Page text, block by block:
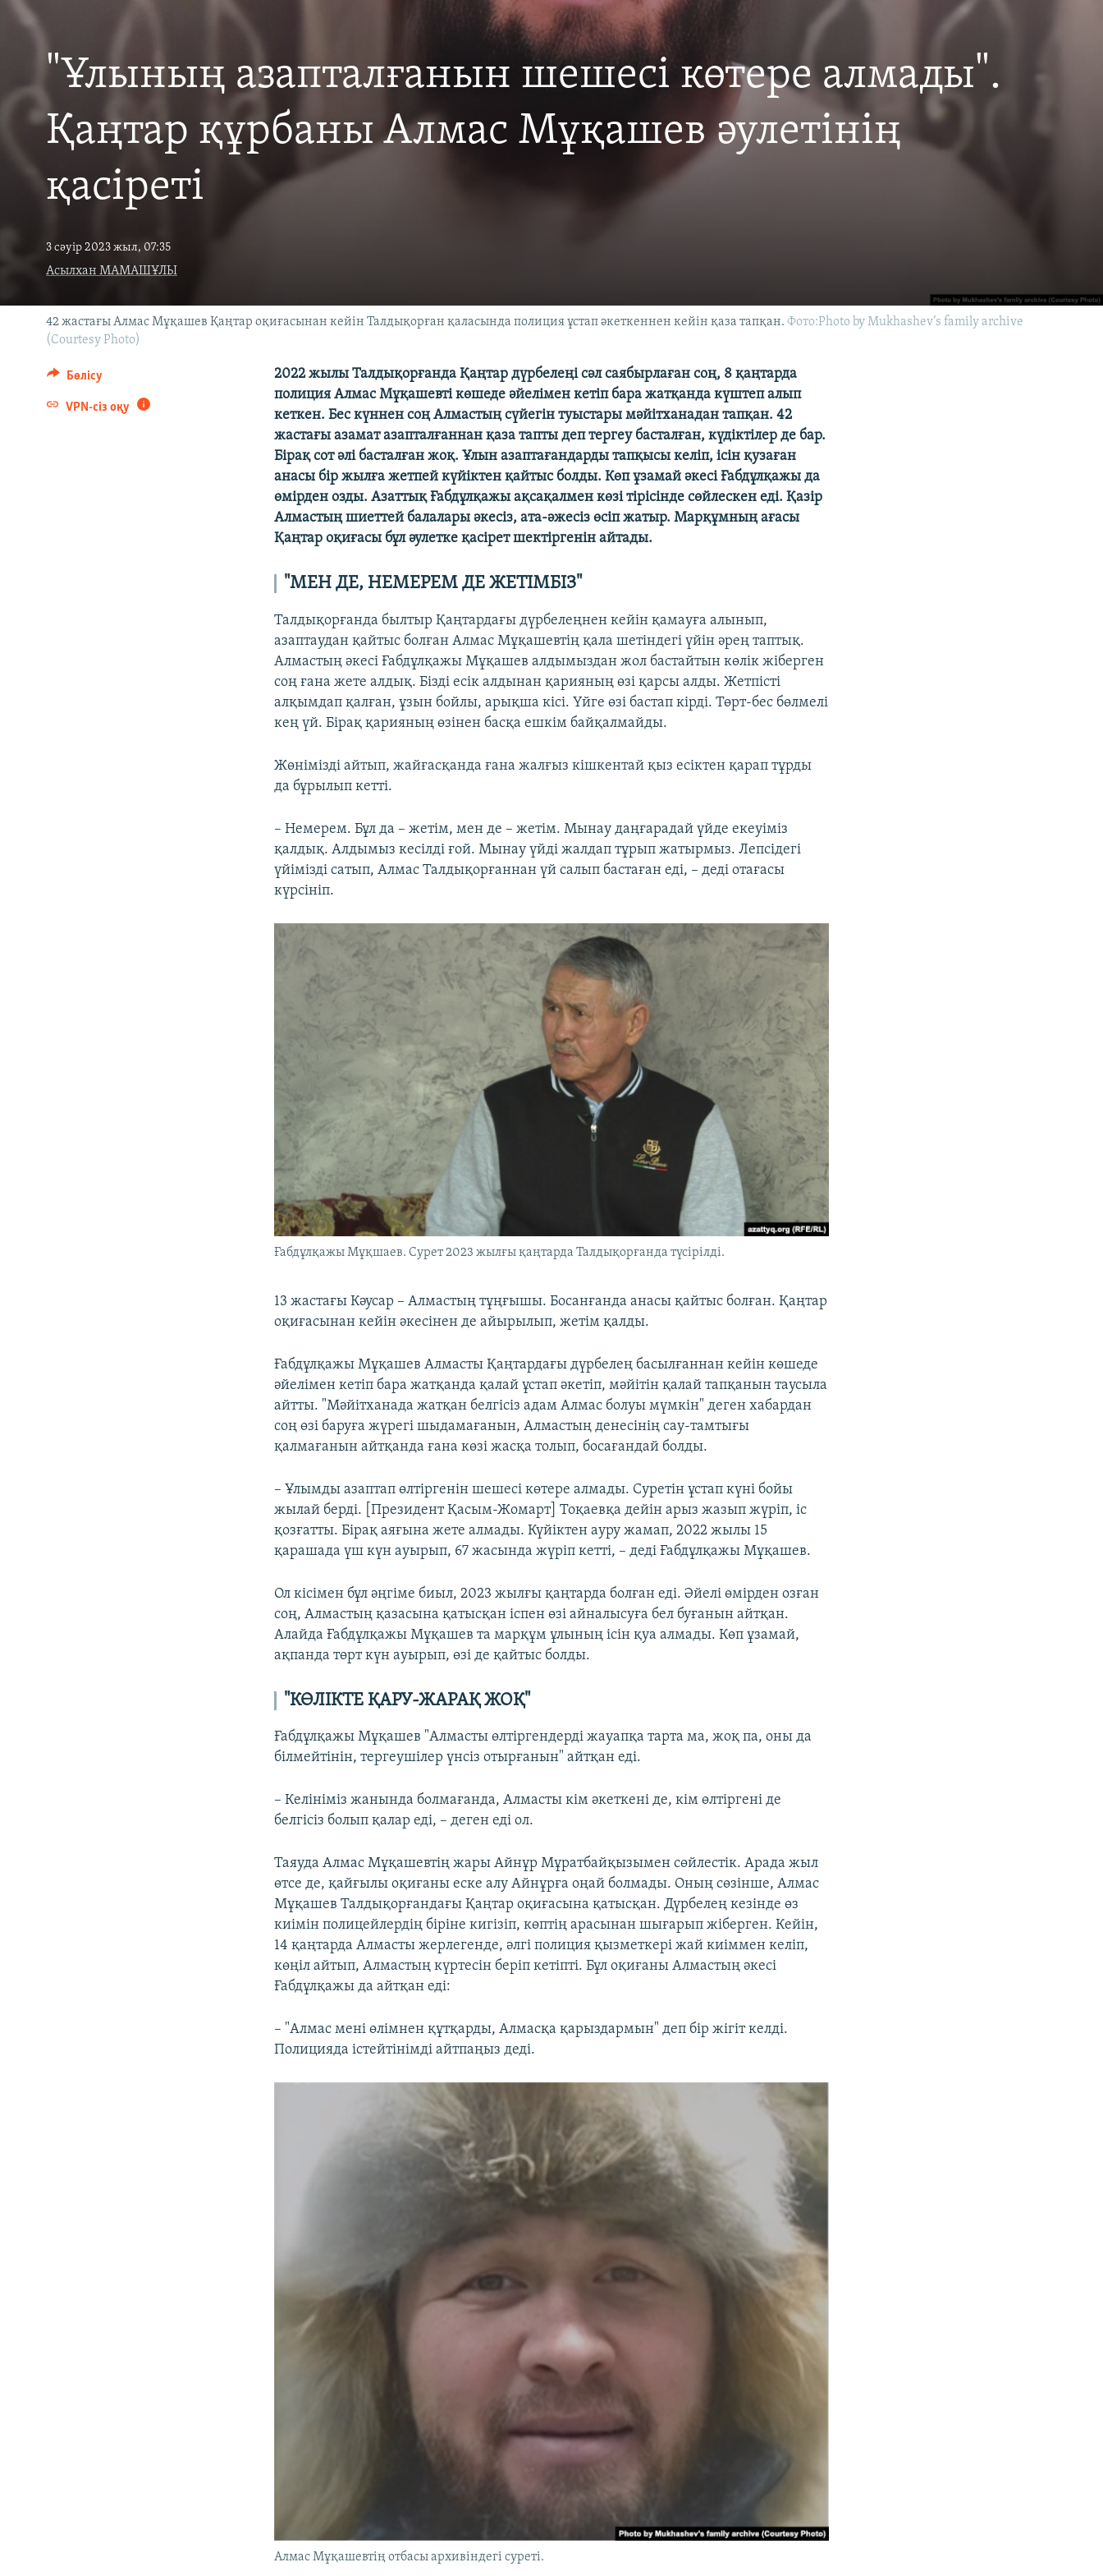
"Ұлының азапталғанын шешесі көтере алмады".
Қаңтар құрбаны Алмас Мұқашев әулетінің
қасіреті
3 сәуір 2023 жыл, 07:35
Асылхан МАМАШҰЛЫ
42 жастағы Алмас Мұқашев Қаңтар оқиғасынан кейін Талдықорған қаласында полиция ұстап әкеткеннен кейін қаза тапқан. Фото:Photo by Mukhashev’s family archive
(Courtesy Photo)
Бөлісу
VPN-сіз оқу
2022 жылы Талдықорғанда Қаңтар дүрбелеңі сәл саябырлаған соң, 8 қаңтарда
полиция Алмас Мұқашевті көшеде әйелімен кетіп бара жатқанда күштеп алып
кеткен. Бес күннен соң Алмастың сүйегін туыстары мәйітханадан тапқан. 42
жастағы азамат азапталғаннан қаза тапты деп тергеу басталған, күдіктілер де бар.
Бірақ сот әлі басталған жоқ. Ұлын азаптағандарды тапқысы келіп, ісін қузаған
анасы бір жылға жетпей күйіктен қайтыс болды. Көп ұзамай әкесі Ғабдұлқажы да
өмірден озды. Азаттық Ғабдұлқажы ақсақалмен көзі тірісінде сөйлескен еді. Қазір
Алмастың шиеттей балалары әкесіз, ата-әжесіз өсіп жатыр. Марқұмның ағасы
Қаңтар оқиғасы бұл әулетке қасірет шектіргенін айтады.
"МЕН ДЕ, НЕМЕРЕМ ДЕ ЖЕТІМБІЗ"
Талдықорғанда былтыр Қаңтардағы дүрбелеңнен кейін қамауға алынып,
азаптаудан қайтыс болған Алмас Мұқашевтің қала шетіндегі үйін әрең таптық.
Алмастың әкесі Ғабдұлқажы Мұқашев алдымыздан жол бастайтын көлік жіберген
соң ғана жете алдық. Бізді есік алдынан қарияның өзі қарсы алды. Жетпісті
алқымдап қалған, ұзын бойлы, арықша кісі. Үйге өзі бастап кірді. Төрт-бес бөлмелі
кең үй. Бірақ қарияның өзінен басқа ешкім байқалмайды.
Жөнімізді айтып, жайғасқанда ғана жалғыз кішкентай қыз есіктен қарап тұрды
да бұрылып кетті.
– Немерем. Бұл да – жетім, мен де – жетім. Мынау даңғарадай үйде екеуіміз
қалдық. Алдымыз кесілді ғой. Мынау үйді жалдап тұрып жатырмыз. Лепсідегі
үйімізді сатып, Алмас Талдықорғаннан үй салып бастаған еді, – деді отағасы
күрсініп.
Ғабдұлқажы Мұқшаев. Сурет 2023 жылғы қаңтарда Талдықорғанда түсірілді.
13 жастағы Кәусар – Алмастың тұңғышы. Босанғанда анасы қайтыс болған. Қаңтар
оқиғасынан кейін әкесінен де айырылып, жетім қалды.
Ғабдұлқажы Мұқашев Алмасты Қаңтардағы дүрбелең басылғаннан кейін көшеде
әйелімен кетіп бара жатқанда қалай ұстап әкетіп, мәйітін қалай тапқанын таусыла
айтты. "Мәйітханада жатқан белгісіз адам Алмас болуы мүмкін" деген хабардан
соң өзі баруға жүрегі шыдамағанын, Алмастың денесінің сау-тамтығы
қалмағанын айтқанда ғана көзі жасқа толып, босағандай болды.
– Ұлымды азаптап өлтіргенін шешесі көтере алмады. Суретін ұстап күні бойы
жылай берді. [Президент Қасым-Жомарт] Тоқаевқа дейін арыз жазып жүріп, іс
қозғатты. Бірақ аяғына жете алмады. Күйіктен ауру жамап, 2022 жылы 15
қарашада үш күн ауырып, 67 жасында жүріп кетті, – деді Ғабдұлқажы Мұқашев.
Ол кісімен бұл әңгіме биыл, 2023 жылғы қаңтарда болған еді. Әйелі өмірден озған
соң, Алмастың қазасына қатысқан іспен өзі айналысуға бел буғанын айтқан.
Алайда Ғабдұлқажы Мұқашев та марқұм ұлының ісін қуа алмады. Көп ұзамай,
ақпанда төрт күн ауырып, өзі де қайтыс болды.
"КӨЛІКТЕ ҚАРУ-ЖАРАҚ ЖОҚ"
Ғабдұлқажы Мұқашев "Алмасты өлтіргендерді жауапқа тарта ма, жоқ па, оны да
білмейтінін, тергеушілер үнсіз отырғанын" айтқан еді.
– Келініміз жанында болмағанда, Алмасты кім әкеткені де, кім өлтіргені де
белгісіз болып қалар еді, – деген еді ол.
Таяуда Алмас Мұқашевтің жары Айнұр Мұратбайқызымен сөйлестік. Арада жыл
өтсе де, қайғылы оқиғаны еске алу Айнұрға оңай болмады. Оның сөзінше, Алмас
Мұқашев Талдықорғандағы Қаңтар оқиғасына қатысқан. Дүрбелең кезінде өз
киімін полицейлердің біріне кигізіп, көптің арасынан шығарып жіберген. Кейін,
14 қаңтарда Алмасты жерлегенде, әлгі полиция қызметкері жай киіммен келіп,
көңіл айтып, Алмастың күртесін беріп кетіпті. Бұл оқиғаны Алмастың әкесі
Ғабдұлқажы да айтқан еді:
– "Алмас мені өлімнен құтқарды, Алмасқа қарыздармын" деп бір жігіт келді.
Полицияда істейтінімді айтпаңыз деді.
Алмас Мұқашевтің отбасы архивіндегі суреті.